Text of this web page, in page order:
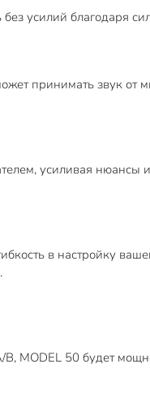
усилий благодаря
принимать звук
усиливая
в настройку
MODEL 50 будет